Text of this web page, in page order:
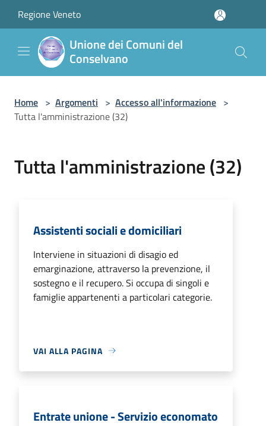
Regione Veneto
Unione dei Comuni del
Conselvano
Home > Argomenti > Accesso all'informazione >
Tutta l'amministrazione (32)
Tutta l'amministrazione (32)
Assistenti sociali e domiciliari
Interviene in situazioni di disagio ed
emarginazione, attraverso la prevenzione, il
sostegno e il recupero. Si occupa di singoli e
famiglie appartenenti a particolari categorie.
VAI ALLA PAGINA
Entrate unione - Servizio economato